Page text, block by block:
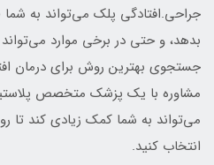
جراحی.افتادگی پلک می‌تواند به
بدهد، و حتی در برخی موارد می‌تواند
جستجوی بهترین روش برای درمان
مشاوره با یک پزشک متخصص
می‌تواند به شما کمک زیادی کند تا
انتخاب کنید.